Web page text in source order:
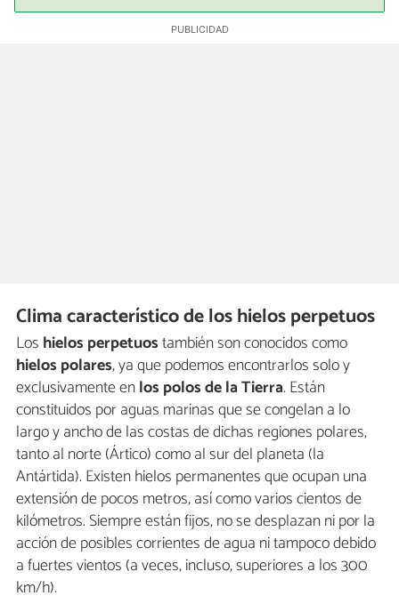
Clima característico de los hielos perpetuos
Los hielos perpetuostambién son conocidos como
hielos polares, ya que podemos encontrarlos solo y
exclusivamente enlos polos de la Tierra. Están
constituidos por aguas marinas que se congelan a lo
largo y ancho de las costas de dichas regiones polares,
tanto al norte (Ártico) como al sur del planeta (la
Antártida). Existen hielos permanentes que ocupan una
extensión de pocos metros, así como varios cientos de
kilómetros. Siempre están fijos, no se desplazan ni por la
acción de posibles corrientes de agua ni tampoco debido
a fuertes vientos (a veces, incluso, superiores a los 300
km/h).